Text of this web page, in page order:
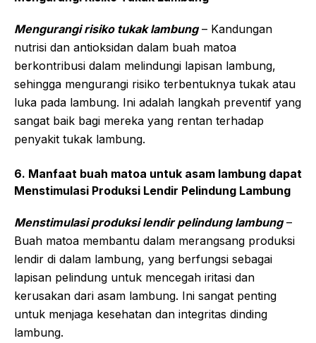
Mengurangi risiko tukak lambung– Kandungan
nutrisi dan antioksidan dalam buah matoa
berkontribusi dalam melindungi lapisan lambung,
sehingga mengurangi risiko terbentuknya tukak atau
luka pada lambung. Ini adalah langkah preventif yang
sangat baik bagi mereka yang rentan terhadap
penyakit tukak lambung.
6. Manfaat buah matoa untuk asam lambung dapat
Menstimulasi Produksi Lendir Pelindung Lambung
Menstimulasi produksi lendir pelindung lambung–
Buah matoa membantu dalam merangsang produksi
lendir di dalam lambung, yang berfungsi sebagai
lapisan pelindung untuk mencegah iritasi dan
kerusakan dari asam lambung. Ini sangat penting
untuk menjaga kesehatan dan integritas dinding
lambung.